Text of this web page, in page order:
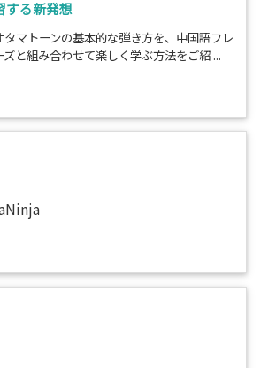
する新発想
タマトーンの基本的な弾き方を、中国語フレ
ズと組み合わせて楽しく学ぶ方法をご紹 ...